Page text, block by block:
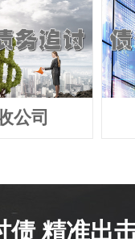
公司
债 精准出